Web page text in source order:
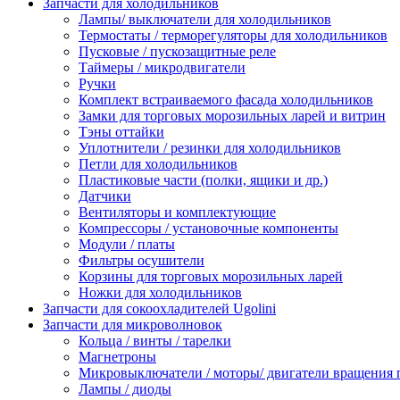
Запчасти для холодильников
Лампы/ выключатели для холодильников
Термостаты / терморегуляторы для холодильников
Пусковые / пускозащитные реле
Таймеры / микродвигатели
Ручки
Комплект встраиваемого фасада холодильников
Замки для торговых морозильных ларей и витрин
Тэны оттайки
Уплотнители / резинки для холодильников
Петли для холодильников
Пластиковые части (полки, ящики и др.)
Датчики
Вентиляторы и комплектующие
Компрессоры / установочные компоненты
Модули / платы
Фильтры осушители
Корзины для торговых морозильных ларей
Ножки для холодильников
Запчасти для сокоохладителей Ugolini
Запчасти для микроволновок
Кольца / винты / тарелки
Магнетроны
Микровыключатели / моторы/ двигатели вращения
Лампы / диоды